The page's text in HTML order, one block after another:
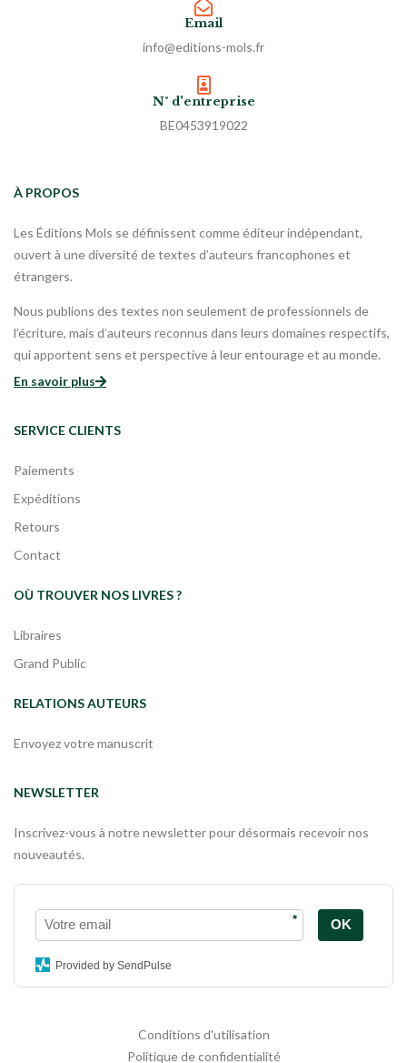
Email
info@editions-mols.fr
N° d'entreprise
BE0453919022
À PROPOS
Les Éditions Mols se définissent comme éditeur indépendant,
ouvert à une diversité de textes d’auteurs francophones et
étrangers.
Nous publions des textes non seulement de professionnels de
l’écriture, mais d’auteurs reconnus dans leurs domaines respectifs,
qui apportent sens et perspective à leur entourage et au monde.
En savoir plus
SERVICE CLIENTS
Paiements
Expéditions
Retours
Contact
OÙ TROUVER NOS LIVRES ?
Libraires
Grand Public
RELATIONS AUTEURS
Envoyez votre manuscrit
NEWSLETTER
Inscrivez-vous à notre newsletter pour désormais recevoir nos
nouveautés.
* OK
Provided by SendPulse
Conditions d'utilisation
Politique de confidentialité